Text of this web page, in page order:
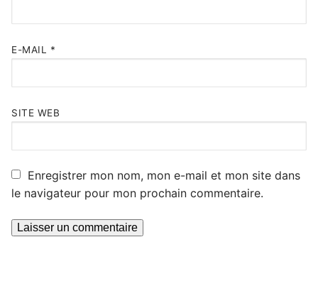
E-MAIL *
SITE WEB
Enregistrer mon nom, mon e-mail et mon site dans
le navigateur pour mon prochain commentaire.